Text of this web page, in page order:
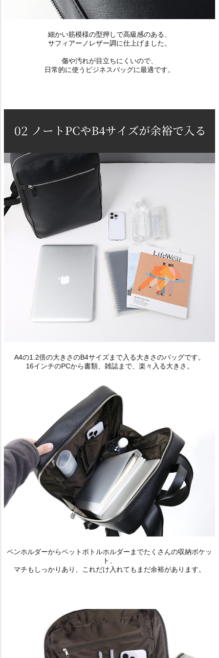
細かい筋模様の型押しで高級感のある、
サフィアーノレザー調に仕上げました。
傷や汚れが目立ちにくいので、
日常的に使うビジネスバッグに最適です。
A4の1.2倍の大きさのB4サイズまで入る大きさのバッグです。
16インチのPCから書類、雑誌まで、楽々入る大きさ。
ペンホルダーからペットボトルホルダーまでたくさんの収納ポケッ
ト、
マチもしっかりあり、これだけ入れてもまだ余裕があります。